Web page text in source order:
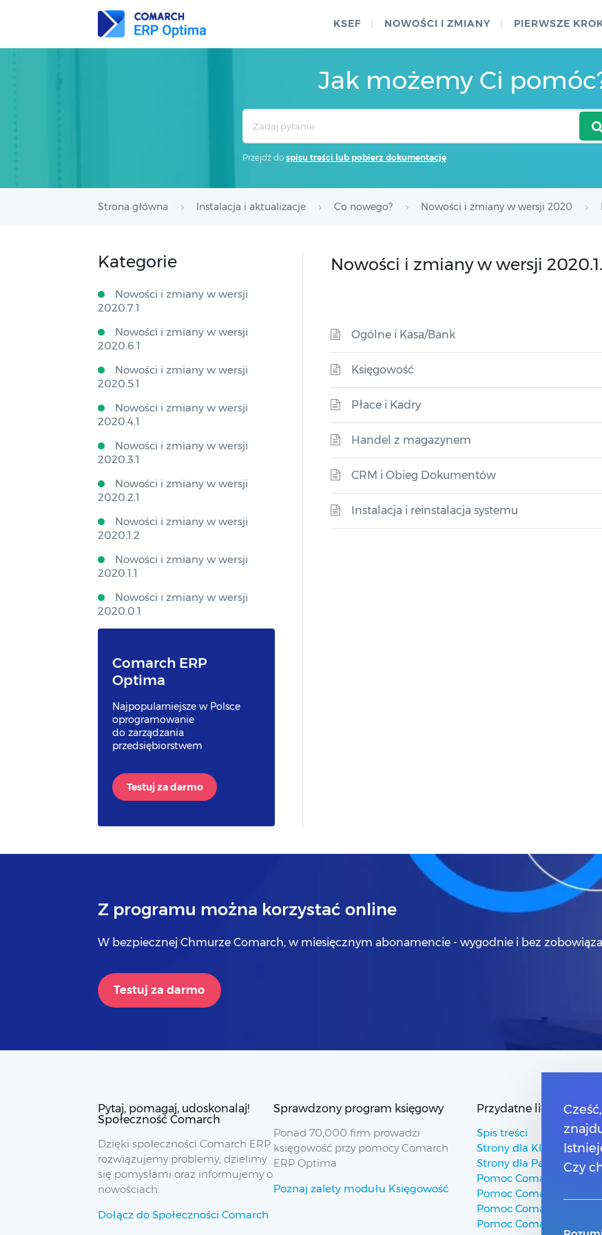
KSEF NOWOŚCI I ZMIANY PIERWSZE
Jak możemy Ci
Przejdź do spisu treści lub pobierz dokumentację
Strona główna Instalacja i aktualizacje Co nowego? Nowości i zmiany w wersji 2020
Nowości i zmiany w wersji
Ogólne i Kasa/Bank
Księgowość
Płace i Kadry
Handel z magazynem
CRM i Obieg Dokumentów
Instalacja i reinstalacja systemu
Kategorie
Nowości i zmiany w wersji
2020.7.1
Nowości i zmiany w wersji
2020.6.1
Nowości i zmiany w wersji
2020.5.1
Nowości i zmiany w wersji
2020.4.1
Nowości i zmiany w wersji
2020.3.1
Nowości i zmiany w wersji
2020.2.1
Nowości i zmiany w wersji
2020.1.2
Nowości i zmiany w wersji
2020.1.1
Nowości i zmiany w wersji
2020.0.1
Comarch ERP
Optima
Najpopularniejsze w Polsce
oprogramowanie
do zarządzania
przedsiębiorstwem
Testuj za darmo
Z programu można korzystać online
W bezpiecznej Chmurze Comarch, w miesięcznym abonamencie - wygodnie i bez
Testuj za darmo
Pytaj, pomagaj, udoskonalaj!
Społeczność Comarch
Dzięki społeczności Comarch ERP
rozwiązujemy problemy, dzielimy
się pomysłami oraz informujemy o
nowościach.
Dołącz do Społeczności Comarch
Sprawdzony program księgowy
Ponad 70,000 firm prowadzi
księgowość przy pomocy Comarch
ERP Optima
Poznaj zalety modułu Księgowość
Przydatne linki
Spis treści
Strony dla Klientów
Strony dla Partnerów
Pomoc Comarch ERP
Pomoc Comarch
Pomoc Comarch e-Sklep
Pomoc Comarch HRM
Cześć,
Czy